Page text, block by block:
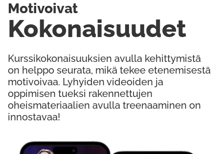
Kurssikokonaisuuksien avulla kehittymistä
on helppo seurata, mikä tekee etenemisestä
motivoivaa. Lyhyiden videoiden ja
oppimisen tueksi rakennettujen
oheismateriaalien avulla treenaaminen on
innostavaa!
Kokonaisuudet
Motivoivat